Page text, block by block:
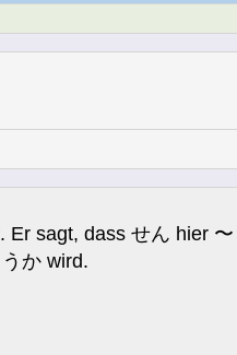
sagt, dass せん hier
か wird.